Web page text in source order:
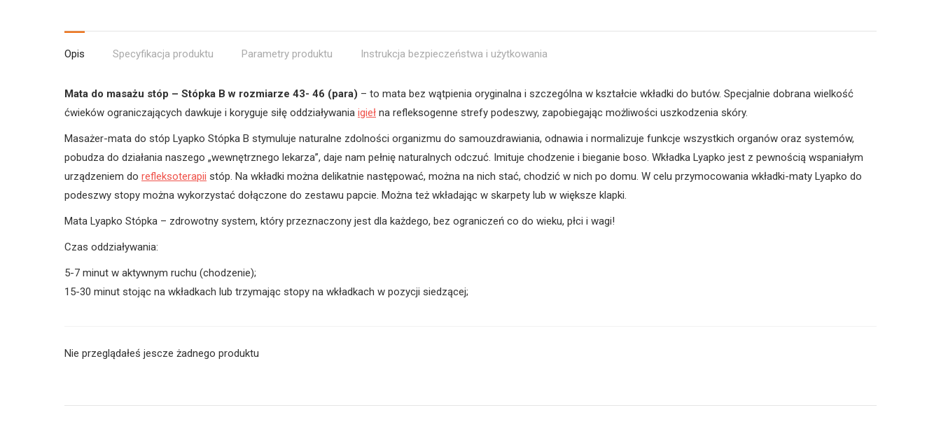
Opis Specyfikacja produktu Parametry produktu Instrukcja bezpieczeństwa i użytkowania
Mata do masażu stóp – Stópka B w rozmiarze 43- 46 (para) – to mata bez wątpienia oryginalna i szczególna w kształcie wkładki do butów. Specjalnie dobrana wielkość
ćwieków ograniczających dawkuje i koryguje siłę oddziaływania igieł na refleksogenne strefy podeszwy, zapobiegając możliwości uszkodzenia skóry.
Masażer-mata do stóp Lyapko Stópka B stymuluje naturalne zdolności organizmu do samouzdrawiania, odnawia i normalizuje funkcje wszystkich organów oraz systemów,
pobudza do działania naszego „wewnętrznego lekarza”, daje nam pełnię naturalnych odczuć. Imituje chodzenie i bieganie boso. Wkładka Lyapko jest z pewnością wspaniałym
urządzeniem do refleksoterapii stóp. Na wkładki można delikatnie następować, można na nich stać, chodzić w nich po domu. W celu przymocowania wkładki-maty Lyapko do
podeszwy stopy można wykorzystać dołączone do zestawu papcie. Można też wkładając w skarpety lub w większe klapki.
Mata Lyapko Stópka – zdrowotny system, który przeznaczony jest dla każdego, bez ograniczeń co do wieku, płci i wagi!
Czas oddziaływania:
5-7 minut w aktywnym ruchu (chodzenie);
15-30 minut stojąc na wkładkach lub trzymając stopy na wkładkach w pozycji siedzącej;
Nie przeglądałeś jescze żadnego produktu